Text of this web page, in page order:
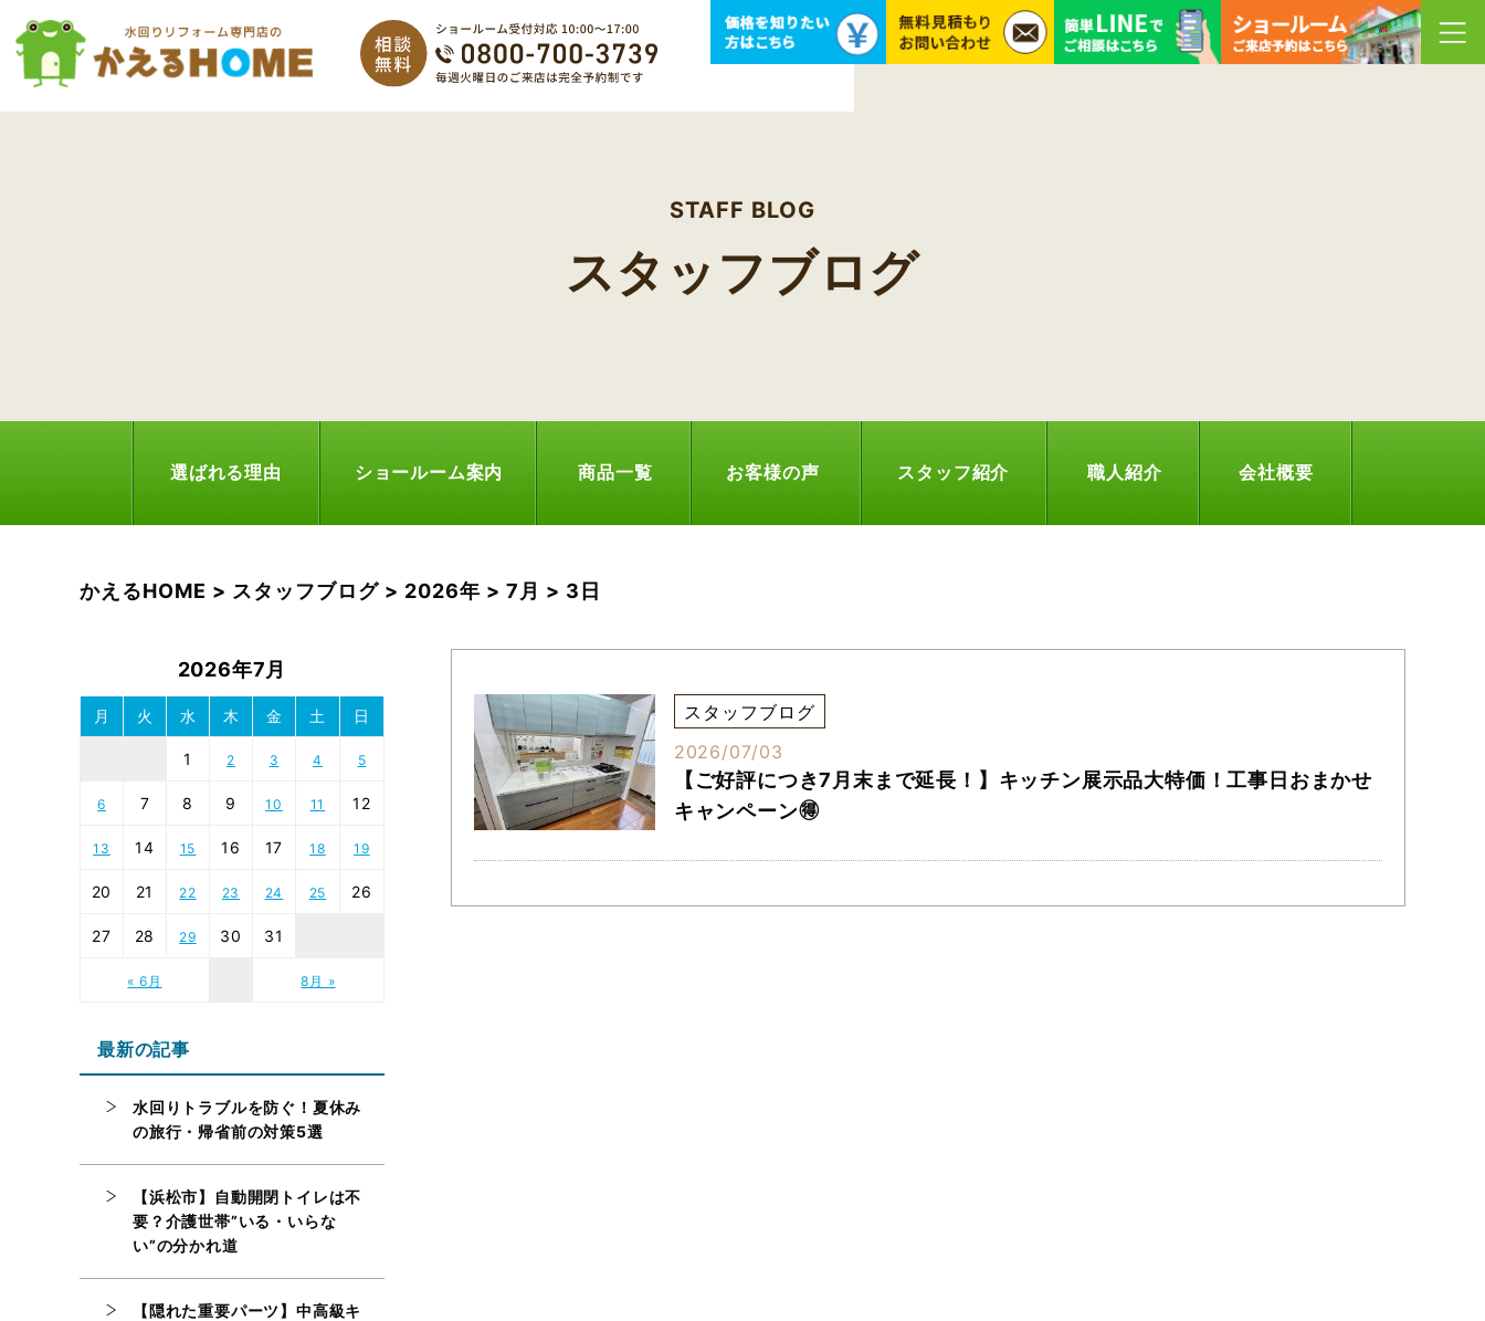
STAFF BLOG
スタッフブログ
選ばれる理由 ショールーム案内 商品一覧 お客様の声 スタッフ紹介 職人紹介 会社概要
かえるHOME > スタッフブログ > 2026年 > 7月 > 3日
スタッフブログ
2026/07/03
【ご好評につき7月末まで延長！】キッチン展示品大特価！工事日おまかせ
キャンペーン🉐
2026年7月
月 火 水 木 金 土 日
« 6月 8月 »
1 2 3 4 5
6 7 8 9 10 11 12
13 14 15 16 17 18 19
20 21 22 23 24 25 26
27 28 29 30 31
最新の記事
水回りトラブルを防ぐ！夏休み
の旅行・帰省前の対策5選
【浜松市】自動開閉トイレは不
要？介護世帯”いる・いらな
い”の分かれ道
【隠れた重要パーツ】中高級キ